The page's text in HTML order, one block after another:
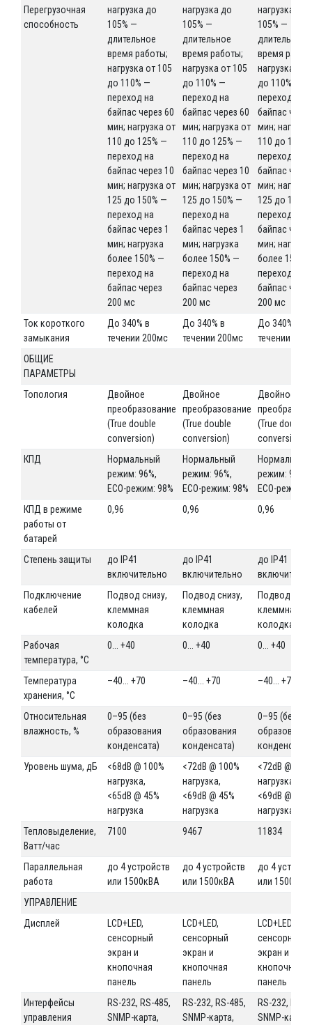
Перегрузочная
способность
нагрузка до
105% —
длительное
время работы;
нагрузка от 105
до 110% —
переход на
байпас через 60
мин; нагрузка от
110 до 125% —
переход на
байпас через 10
мин; нагрузка от
125 до 150% —
переход на
байпас через 1
мин; нагрузка
более 150% —
переход на
байпас через
200 мс
нагрузка до
105% —
длительное
время работы;
нагрузка от 105
до 110% —
переход на
байпас через 60
мин; нагрузка от
110 до 125% —
переход на
байпас через 10
мин; нагрузка от
125 до 150% —
переход на
байпас через 1
мин; нагрузка
более 150% —
переход на
байпас через
200 мс
нагрузка до
105% —
длительное
время
нагрузка от
до 110% —
переход на
байпас
мин;
110 до 125%
переход на
байпас
мин;
125 до 150%
переход на
байпас
мин;
более 150%
переход на
байпас
200 мс
Ток короткого
замыкания
До 340% в
течении 200мс
До 340% в
течении 200мс
До 340% в
течении
ОБЩИЕ
ПАРАМЕТРЫ
Топология
Двойное
преобразование
(True double
conversion)
Двойное
преобразование
(True double
conversion)
Двойное
(True double
conversion)
КПД
Нормальный
режим: 96%,
ECO-режим: 98%
Нормальный
режим: 96%,
ECO-режим: 98%
Нормальный
режим: 96%,
ECO-режим:
КПД в режиме
работы от
батарей
0,96 0,96 0,96
Степень защиты
до IP41
включительно
до IP41
включительно
до IP41
Подключение
кабелей
Подвод снизу,
клеммная
колодка
Подвод снизу,
клеммная
колодка
Подвод
клеммная
колодка
Рабочая
температура, °С
0... +40 0... +40 0... +40
Температура
хранения, °С
–40... +70 –40... +70 –40... +70
Относительная
влажность, %
0–95 (без
образования
конденсата)
0–95 (без
образования
конденсата)
0–95 (без
образования
конденсата)
Уровень шума, дБ
<68dB @ 100%
нагрузка,
<65dB @ 45%
нагрузка
<72dB @ 100%
нагрузка,
<69dB @ 45%
нагрузка
<72dB @
нагрузка,
<69dB @ 45%
нагрузка
Тепловыделение,
Ватт/час
7100 9467 11834
Параллельная
работа
до 4 устройств
или 1500кВА
до 4 устройств
или 1500кВА
до 4
или 1500кВА
УПРАВЛЕНИЕ
Дисплей
LCD+LED,
сенсорный
экран и
кнопочная
панель
LCD+LED,
сенсорный
экран и
кнопочная
панель
LCD+LED,
сенсорный
экран и
кнопочная
панель
Интерфейсы
управления
RS-232, RS-485,
SNMP-карта,
RS-232, RS-485,
SNMP-карта,
RS-232, RS-
SNMP-карта,